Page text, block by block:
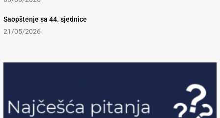
Saopštenje sa 44. sjednice
21/05/2026